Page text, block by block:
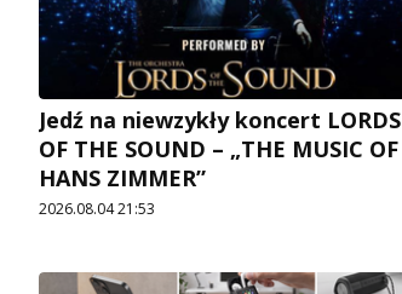
Jedź na niewzykły koncert LORDS
OF THE SOUND – „THE MUSIC OF
HANS ZIMMER”
2026.08.04 21:53